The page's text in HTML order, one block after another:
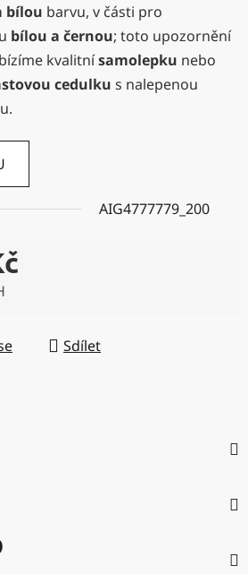
bílou barvu, v části pro
bílou a černou; toto upozornění
kvalitnísamolepku nebo
cedulku s nalepenou
AIG4777779_200
Sdílet